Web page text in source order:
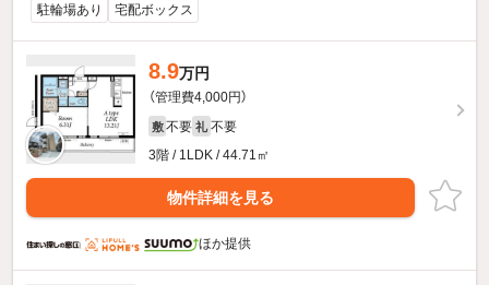
駐輪場あり 宅配ボックス
8.9万円
（管理費4,000円）
敷 不要 礼 不要
3階 / 1LDK / 44.71㎡
物件詳細を見る
ほか提供